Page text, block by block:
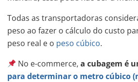
Todas as transportadoras
peso ao fazer o cálculo do custo
peso real e o peso cúbico.
No e-commerce,a cubagem é
para determinar o metro cúbico